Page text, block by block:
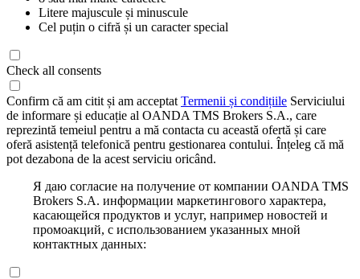
Litere majuscule și minuscule
Cel puțin o cifră și un caracter special
Check all consents
Confirm că am citit și am acceptat Termenii și condițiile Serviciului
de informare și educație al OANDA TMS Brokers S.A., care
reprezintă temeiul pentru a mă contacta cu această ofertă și care
oferă asistență telefonică pentru gestionarea contului. Înțeleg că mă
pot dezabona de la acest serviciu oricând.
Я даю согласие на получение от компании OANDA TMS
Brokers S.A. информации маркетингового характера,
касающейся продуктов и услуг, например новостей и
промоакций, с использованием указанных мной
контактных данных: